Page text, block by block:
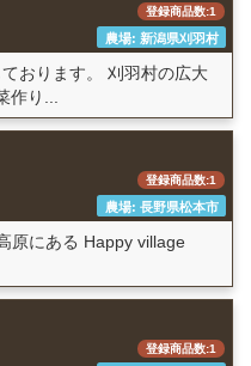
登録商品数:1
農場: 新潟県刈羽村
おります。 刈羽村の広大
り...
登録商品数:1
農場: 長野県松本市
原にある Happy village
登録商品数:1